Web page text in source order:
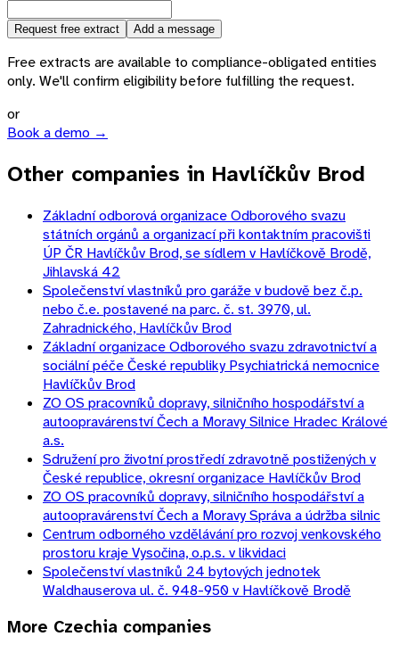
Request free extract Add a message
Free extracts are available to compliance-obligated entities
only. We'll confirm eligibility before fulfilling the request.
or
Book a demo →
Other companies in Havlíčkův Brod
Základní odborová organizace Odborového svazu
státních orgánů a organizací při kontaktním pracovišti
ÚP ČR Havlíčkův Brod, se sídlem v Havlíčkově Brodě,
Jihlavská 42
Společenství vlastníků pro garáže v budově bez č.p.
nebo č.e. postavené na parc. č. st. 3970, ul.
Zahradnického, Havlíčkův Brod
Základní organizace Odborového svazu zdravotnictví a
sociální péče České republiky Psychiatrická nemocnice
Havlíčkův Brod
ZO OS pracovníků dopravy, silničního hospodářství a
autoopravárenství Čech a Moravy Silnice Hradec Králové
a.s.
Sdružení pro životní prostředí zdravotně postižených v
České republice, okresní organizace Havlíčkův Brod
ZO OS pracovníků dopravy, silničního hospodářství a
autoopravárenství Čech a Moravy Správa a údržba silnic
Centrum odborného vzdělávání pro rozvoj venkovského
prostoru kraje Vysočina, o.p.s. v likvidaci
Společenství vlastníků 24 bytových jednotek
Waldhauserova ul. č. 948-950 v Havlíčkově Brodě
More Czechia companies